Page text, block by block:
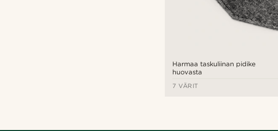
Harmaa taskuliinan pidike
huovasta
7 VÄRIT